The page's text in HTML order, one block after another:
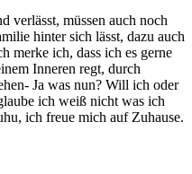
verlässt, müssen auch noch
hinter sich lässt, dazu auch
merke ich, dass ich es gerne
Inneren regt, durch
Ja was nun? Will ich oder
ich weiß nicht was ich
ich freue mich auf Zuhause.